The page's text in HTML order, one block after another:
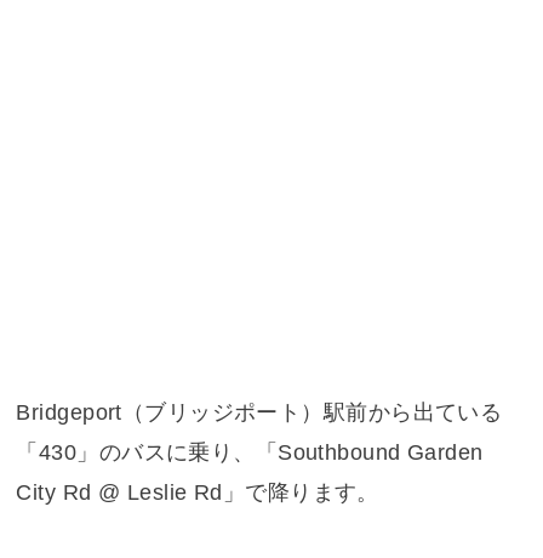
Bridgeport（ブリッジポート）駅前から出ている
「430」のバスに乗り、「Southbound Garden
City Rd @ Leslie Rd」で降ります。